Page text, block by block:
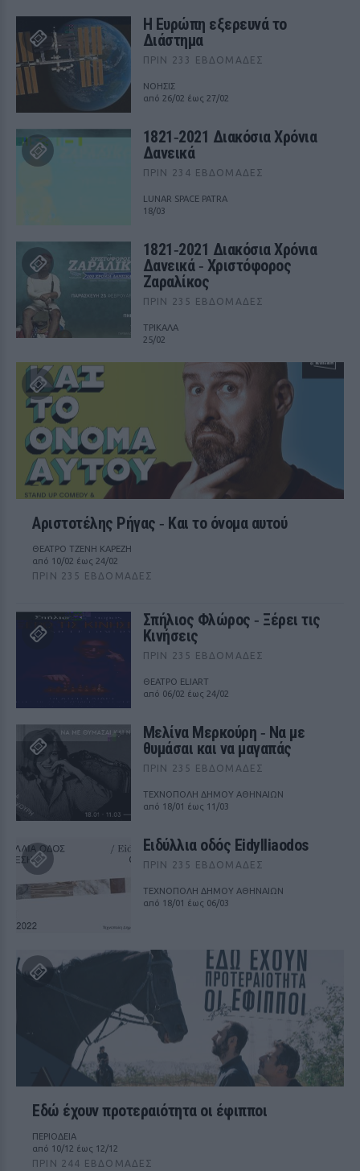
Η Ευρώπη εξερευνά το
Διάστημα
ΠΡΙΝ 233 ΕΒΔΟΜΆΔΕΣ
ΝΟΗΣΙΣ
από 26/02 έως 27/02
1821‑2021 Διακόσια Χρόνια
Δανεικά
ΠΡΙΝ 234 ΕΒΔΟΜΆΔΕΣ
LUNAR SPACE PATRA
18/03
1821‑2021 Διακόσια Χρόνια
Δανεικά ‑ Χριστόφορος
Ζαραλίκος
ΠΡΙΝ 235 ΕΒΔΟΜΆΔΕΣ
ΤΡΙΚΑΛΑ
25/02
Αριστοτέλης Ρήγας ‑ Kαι το όνομα αυτού
ΘΕΑΤΡΟ ΤΖΕΝΗ ΚΑΡΕΖΗ
από 10/02 έως 24/02
ΠΡΙΝ 235 ΕΒΔΟΜΆΔΕΣ
Σπήλιος Φλώρος ‑ Ξέρει τις
Κινήσεις
ΠΡΙΝ 235 ΕΒΔΟΜΆΔΕΣ
ΘΕΑΤΡΟ ELIART
από 06/02 έως 24/02
Μελίνα Μερκούρη ‑ Να με
θυμάσαι και να μαγαπάς
ΠΡΙΝ 235 ΕΒΔΟΜΆΔΕΣ
ΤΕΧΝΟΠΟΛΗ ΔΗΜΟΥ ΑΘΗΝΑΙΩΝ
από 18/01 έως 11/03
Ειδύλλια οδός Eidylliaodos
ΠΡΙΝ 235 ΕΒΔΟΜΆΔΕΣ
ΤΕΧΝΟΠΟΛΗ ΔΗΜΟΥ ΑΘΗΝΑΙΩΝ
από 18/01 έως 06/03
Εδώ έχουν προτεραιότητα οι έφιπποι
ΠΕΡΙΟΔΕΙΑ
από 10/12 έως 12/12
ΠΡΙΝ 244 ΕΒΔΟΜΆΔΕΣ